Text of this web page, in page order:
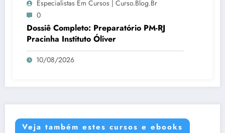
Especialistas Em Cursos | Curso.blog.br
0
Dossiê Completo: Preparatório PM-RJ
Pracinha Instituto Óliver
10/08/2026
Veja também estes cursos e ebooks